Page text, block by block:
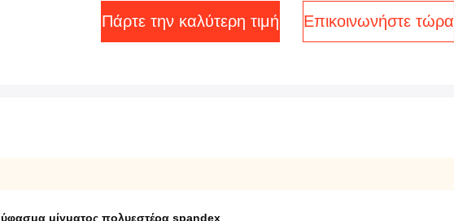
Πάρτε την καλύτερη τιμή Επικοινωνήστε τώρα
ύφασμα μίγματος πολυεστέρα spandex